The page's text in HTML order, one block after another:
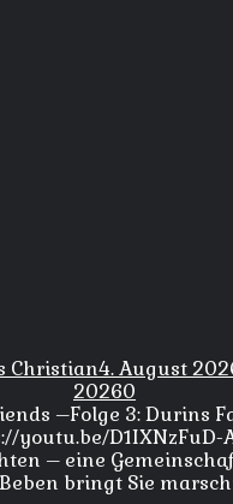
Christian4. August
20260
–Folge 3: Durins
youtu.be/D1IXNzFuD-
– eine
bringt Sie